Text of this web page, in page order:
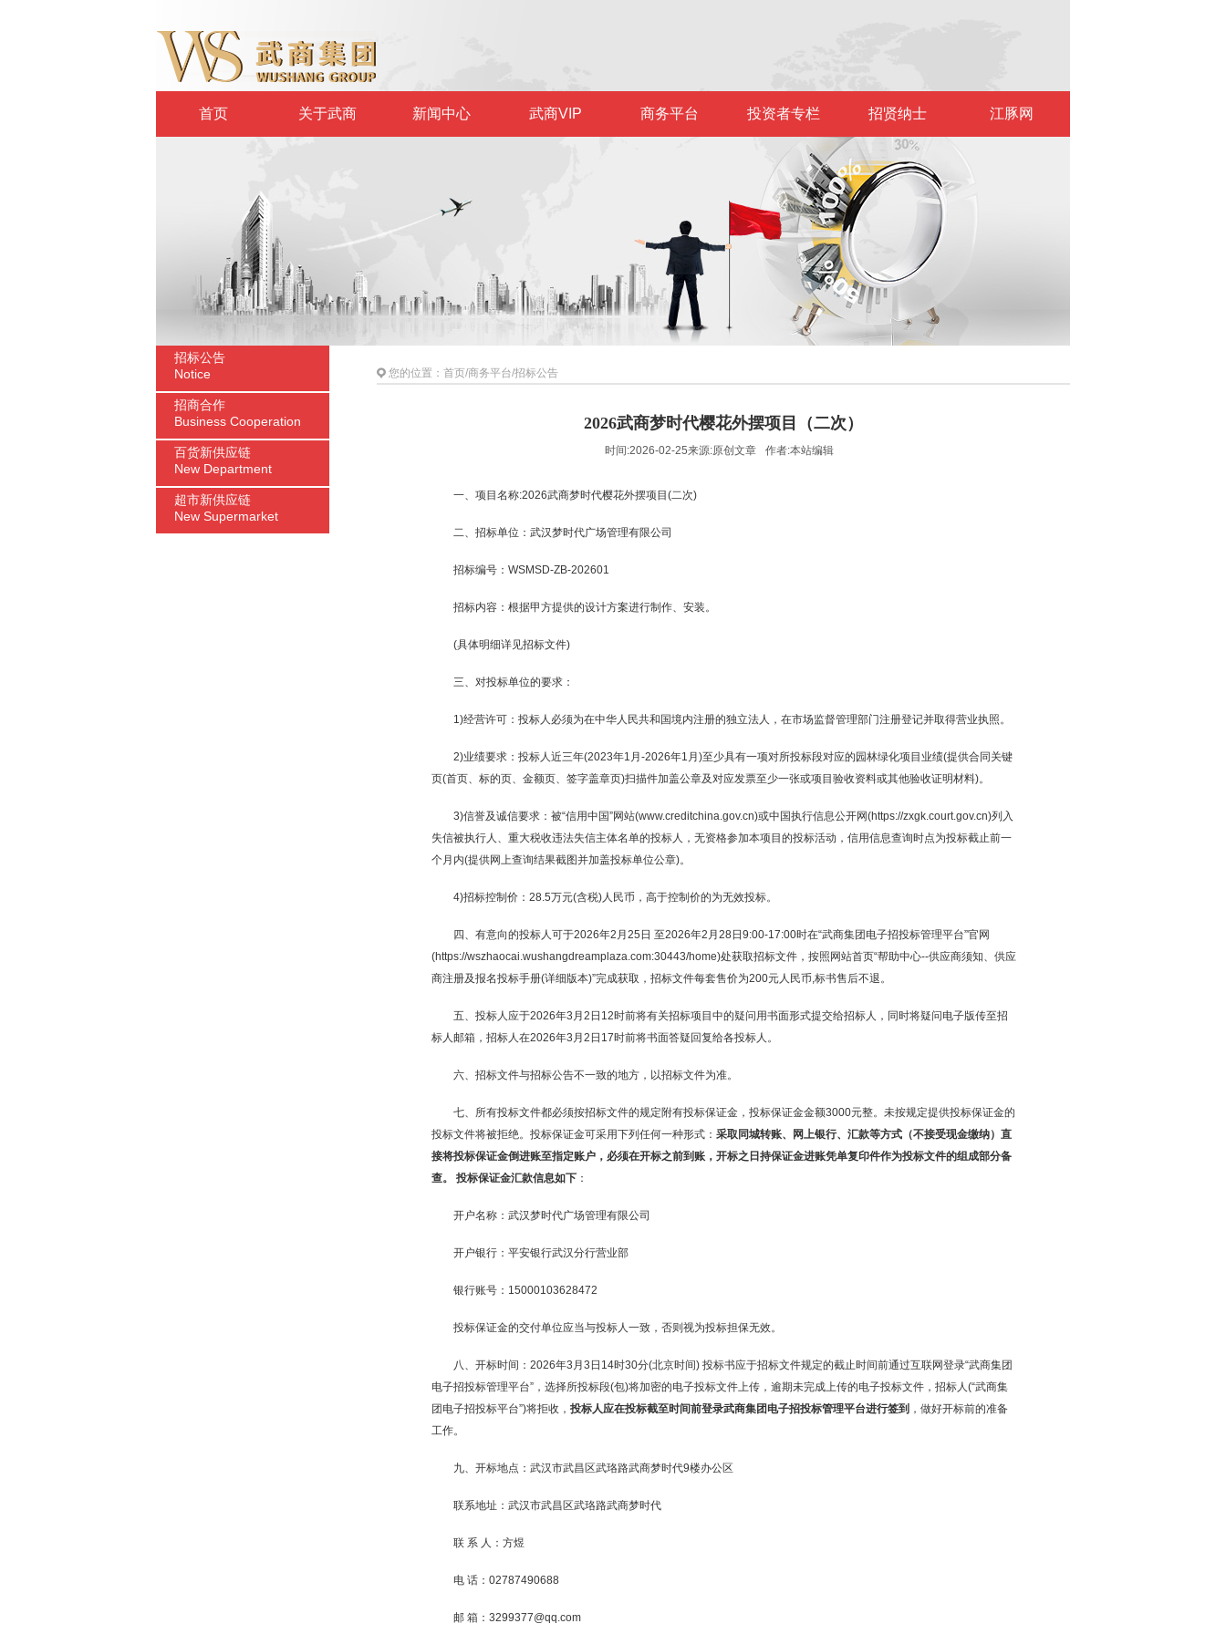
首页 关于武商 新闻中心 武商VIP 商务平台 投资者专栏 招贤纳士 江豚网
招标公告
Notice
招商合作
Business Cooperation
百货新供应链
New Department
超市新供应链
New Supermarket
您的位置： 首页/商务平台/招标公告
2026武商梦时代樱花外摆项目（二次）
时间:2026-02-25来源:原创文章 作者:本站编辑
一、项目名称:2026武商梦时代樱花外摆项目(二次)
二、招标单位：武汉梦时代广场管理有限公司
招标编号：WSMSD-ZB-202601
招标内容：根据甲方提供的设计方案进行制作、安装。
(具体明细详见招标文件)
三、对投标单位的要求：
1)经营许可：投标人必须为在中华人民共和国境内注册的独立法人，在市场监督管理部门注册登记并取得营业执照。
2)业绩要求：投标人近三年(2023年1月-2026年1月)至少具有一项对所投标段对应的园林绿化项目业绩(提供合同关键
页(首页、标的页、金额页、签字盖章页)扫描件加盖公章及对应发票至少一张或项目验收资料或其他验收证明材料)。
3)信誉及诚信要求：被“信用中国”网站(www.creditchina.gov.cn)或中国执行信息公开网(https://zxgk.court.gov.cn)列入
失信被执行人、重大税收违法失信主体名单的投标人，无资格参加本项目的投标活动，信用信息查询时点为投标截止前一
个月内(提供网上查询结果截图并加盖投标单位公章)。
4)招标控制价：28.5万元(含税)人民币，高于控制价的为无效投标。
四、有意向的投标人可于2026年2月25日 至2026年2月28日9:00-17:00时在“武商集团电子招投标管理平台”官网
(https://wszhaocai.wushangdreamplaza.com:30443/home)处获取招标文件，按照网站首页“帮助中心--供应商须知、供应
商注册及报名投标手册(详细版本)”完成获取，招标文件每套售价为200元人民币,标书售后不退。
五、投标人应于2026年3月2日12时前将有关招标项目中的疑问用书面形式提交给招标人，同时将疑问电子版传至招
标人邮箱，招标人在2026年3月2日17时前将书面答疑回复给各投标人。
六、招标文件与招标公告不一致的地方，以招标文件为准。
七、所有投标文件都必须按招标文件的规定附有投标保证金，投标保证金金额3000元整。未按规定提供投标保证金的
投标文件将被拒绝。投标保证金可采用下列任何一种形式： 采取同城转账、网上银行、汇款等方式（不接受现金缴纳）直
接将投标保证金倒进账至指定账户，必须在开标之前到账，开标之日持保证金进账凭单复印件作为投标文件的组成部分备
查。 投标保证金汇款信息如下：
开户名称：武汉梦时代广场管理有限公司
开户银行：平安银行武汉分行营业部
银行账号：15000103628472
投标保证金的交付单位应当与投标人一致，否则视为投标担保无效。
八、开标时间：2026年3月3日14时30分(北京时间) 投标书应于招标文件规定的截止时间前通过互联网登录“武商集团
电子招投标管理平台”，选择所投标段(包)将加密的电子投标文件上传，逾期未完成上传的电子投标文件，招标人(“武商集
团电子招投标平台”)将拒收， 投标人应在投标截至时间前登录武商集团电子招投标管理平台进行签到 ，做好开标前的准备
工作。
九、开标地点：武汉市武昌区武珞路武商梦时代9楼办公区
联系地址：武汉市武昌区武珞路武商梦时代
联 系 人：方煜
电 话：02787490688
邮 箱：3299377@qq.com